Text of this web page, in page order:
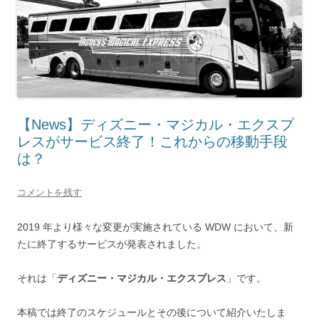
【News】ディズニー・マジカル・エクスプ
レスがサービス終了！これからの移動手段
は？
コメントを残す
2019 年より様々な変更が実施されている WDW において、新
たに終了するサービスが発表されました。
それは「ディズニー・マジカル・エクスプレス 」です。
本稿では終了のスケジュールとその後について紹介いたしま